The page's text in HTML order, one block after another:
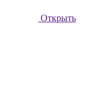
Открыть